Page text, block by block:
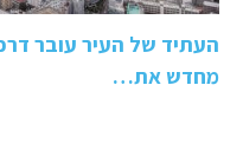
העתיד של העיר עובר
מחדש את…